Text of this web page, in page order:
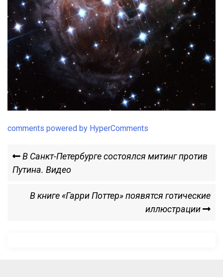
comments powered by HyperComments
Навигация
по
записям
Previous
Post
В Санкт-Петербурге состоялся митинг против
Путина. Видео
В книге «Гарри Поттер» появятся готические
иллюстрации